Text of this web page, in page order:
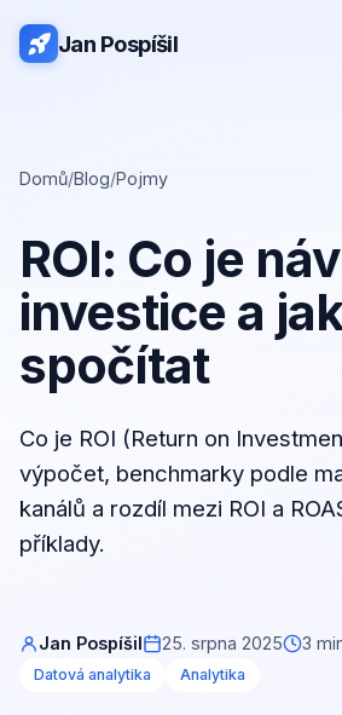
Jan Pospíšil
Domů/Blog/Pojmy
ROI: Co je
investice a
spočítat
Co je ROI (Return on
výpočet, benchmarky podle
kanálů a rozdíl mezi ROI a
příklady.
Jan Pospíšil 25. srpna 2025 3
Datová analytika Analytika